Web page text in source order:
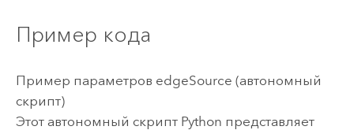
Пример кода
Пример параметров edgeSource (автономный
скрипт)
Этот автономный скрипт Python представляет